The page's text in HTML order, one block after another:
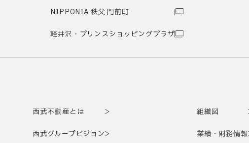
NIPPONIA 秩父 門前町
軽井沢・プリンスショッピングプラザ
西武不動産とは
西武グループビジョン
組織図
業績・財務情報